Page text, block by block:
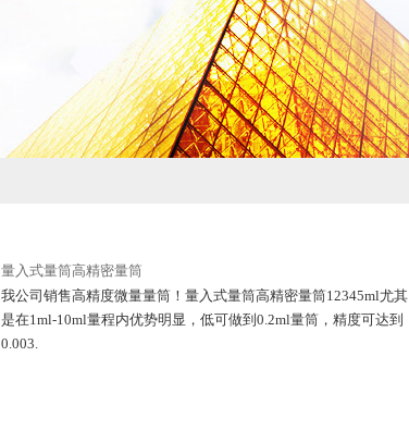
量入式量筒高精密量筒
我公司销售高精度微量量筒！量入式量筒高精密量筒12345ml尤其
是在1ml-10ml量程内优势明显，低可做到0.2ml量筒，精度可达到
0.003.